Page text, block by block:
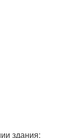
здания;